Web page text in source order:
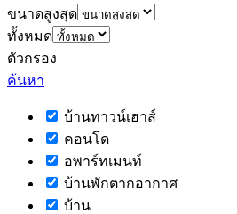
ขนาดสูงสุด
ทั้งหมด
ตัวกรอง
ค้นหา
บ้านทาวน์เฮาส์
คอนโด
อพาร์ทเมนท์
บ้านพักตากอากาศ
บ้าน